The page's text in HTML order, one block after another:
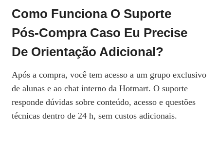
Como Funciona O Suporte
Pós‑compra Caso Eu Precise
De Orientação Adicional?
Após a compra, você tem acesso a um grupo exclusivo
de alunas e ao chat interno da Hotmart. O suporte
responde dúvidas sobre conteúdo, acesso e questões
técnicas dentro de 24 h, sem custos adicionais.